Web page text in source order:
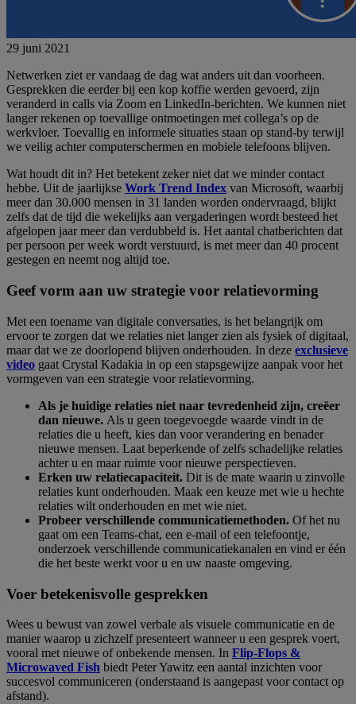
29 juni 2021
Netwerken ziet er vandaag de dag wat anders uit dan voorheen.
Gesprekken die eerder bij een kop koffie werden gevoerd, zijn
veranderd in calls via Zoom en LinkedIn-berichten. We kunnen niet
langer rekenen op toevallige ontmoetingen met collega’s op de
werkvloer. Toevallig en informele situaties staan op stand-by terwijl
we veilig achter computerschermen en mobiele telefoons blijven.
Wat houdt dit in? Het betekent zeker niet dat we minder contact
hebbe. Uit de jaarlijkse Work Trend Index van Microsoft, waarbij
meer dan 30.000 mensen in 31 landen worden ondervraagd, blijkt
zelfs dat de tijd die wekelijks aan vergaderingen wordt besteed het
afgelopen jaar meer dan verdubbeld is. Het aantal chatberichten dat
per persoon per week wordt verstuurd, is met meer dan 40 procent
gestegen en neemt nog altijd toe.
Geef vorm aan uw strategie voor relatievorming
Met een toename van digitale conversaties, is het belangrijk om
ervoor te zorgen dat we relaties niet langer zien als fysiek of digitaal,
maar dat we ze doorlopend blijven onderhouden. In deze exclusieve
video gaat Crystal Kadakia in op een stapsgewijze aanpak voor het
vormgeven van een strategie voor relatievorming.
Als je huidige relaties niet naar tevredenheid zijn, creëer
dan nieuwe. Als u geen toegevoegde waarde vindt in de
relaties die u heeft, kies dan voor verandering en benader
nieuwe mensen. Laat beperkende of zelfs schadelijke relaties
achter u en maar ruimte voor nieuwe perspectieven.
Erken uw relatiecapaciteit. Dit is de mate waarin u zinvolle
relaties kunt onderhouden. Maak een keuze met wie u hechte
relaties wilt onderhouden en met wie niet.
Probeer verschillende communicatiemethoden. Of het nu
gaat om een Teams-chat, een e-mail of een telefoontje,
onderzoek verschillende communicatiekanalen en vind er één
die het beste werkt voor u en uw naaste omgeving.
Voer betekenisvolle gesprekken
Wees u bewust van zowel verbale als visuele communicatie en de
manier waarop u zichzelf presenteert wanneer u een gesprek voert,
vooral met nieuwe of onbekende mensen. In Flip-Flops &
Microwaved Fish biedt Peter Yawitz een aantal inzichten voor
succesvol communiceren (onderstaand is aangepast voor contact op
afstand).